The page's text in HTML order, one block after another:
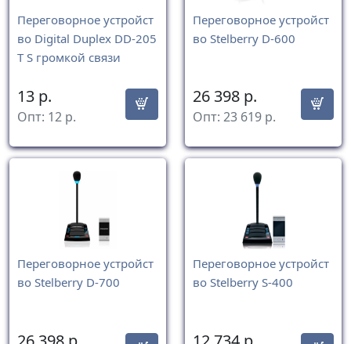
Переговорное устройст
во Digital Duplex DD-205
T S громкой связи
13 р.
Опт: 12 р.
Переговорное устройст
во Stelberry D-600
26 398 р.
Опт: 23 619 р.
Переговорное устройст
во Stelberry D-700
Переговорное устройст
во Stelberry S-400